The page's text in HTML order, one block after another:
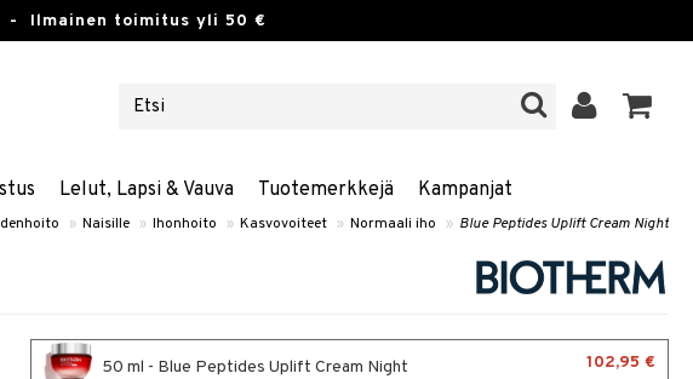
- Ilmainen toimitus yli 50 €
Lelut, Lapsi & Vauva Tuotemerkkejä Kampanjat
» Naisille » Ihonhoito » Kasvovoiteet » Normaali iho » Blue Peptides Uplift Cream Night
50 ml - Blue Peptides Uplift Cream Night 102,95 €